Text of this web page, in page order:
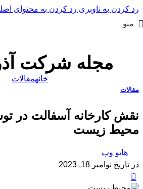
رد کردن به ناوبری رد کردن به محتوای
منو
مجله شرکت
خانهمقالات
مقالات
نقش کارخانه آسفالت در
محیط زیست
هایو وب
در تاریخ نوامبر 18, 2023
0